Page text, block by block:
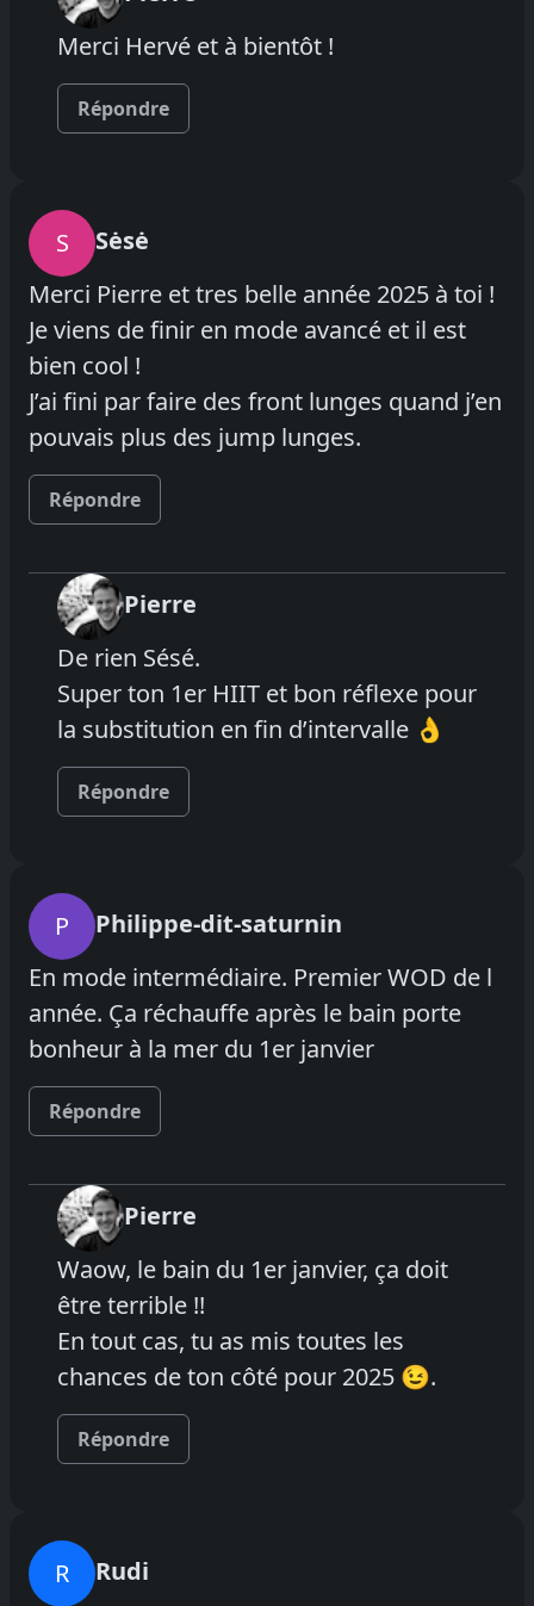
Merci Hervé et à bientôt !
Répondre
S
Sėsė
Merci Pierre et tres belle année 2025 à toi !
Je viens de finir en mode avancé et il est
bien cool !
J’ai fini par faire des front lunges quand j’en
pouvais plus des jump lunges.
Répondre
Pierre
De rien Sésé.
Super ton 1er HIIT et bon réflexe pour
la substitution en fin d’intervalle 👌
Répondre
P
Philippe-dit-saturnin
En mode intermédiaire. Premier WOD de l
année. Ça réchauffe après le bain porte
bonheur à la mer du 1er janvier
Répondre
Pierre
Waow, le bain du 1er janvier, ça doit
être terrible !!
En tout cas, tu as mis toutes les
chances de ton côté pour 2025 😉.
Répondre
R
Rudi